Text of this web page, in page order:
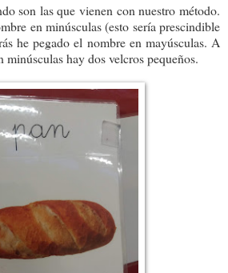
son las que vienen con nuestro método.
en minúsculas (esto sería prescindible
he pegado el nombre en mayúsculas. A
minúsculas hay dos velcros pequeños.